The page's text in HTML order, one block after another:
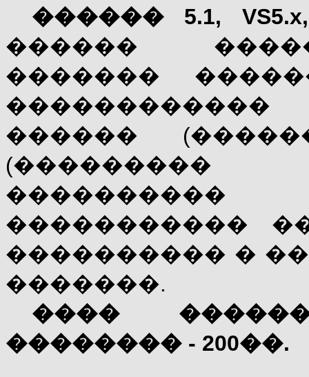
������ 5.1,
������
�������
������
�����������
���������� �
�������.
����
�������� - 200��.